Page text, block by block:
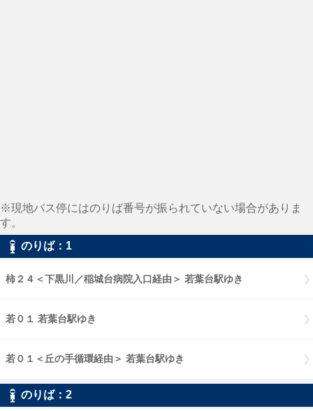
※現地バス停にはのりば番号が振られていない場合がありま
す。
のりば：1
柿２４＜下黒川／稲城台病院入口経由＞ 若葉台駅ゆき
若０１ 若葉台駅ゆき
若０１＜丘の手循環経由＞ 若葉台駅ゆき
のりば：2